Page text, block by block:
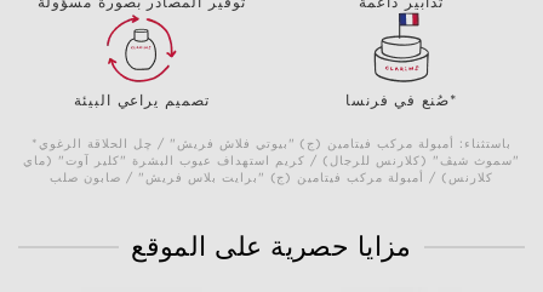
تصميم يراعي البيئة صُنع في فرنسا*
*باستثناء: أمبولة مركب فيتامين (ج) "بيوتي فلاش فريش" / چل الحلاقة الرغوي
"سموث شيڤ" (كلارنس للرجال) / كريم استهداف عيوب البشرة "كلير آوت" (ماي
كلارنس) / أمبولة مركب فيتامين (ج) "برايت بلاس فريش" / صابون صلب
مزايا حصرية على الموقع